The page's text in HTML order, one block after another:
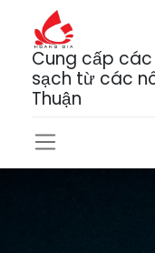
Cung cấp
sạch từ các
Thuận